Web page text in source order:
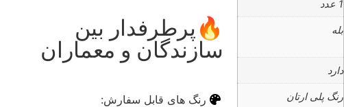
1 عدد
بله
دارد
رنگ پلی ارتان
🔥پرطرفدار بین
سازندگان و معماران
رنگ های قابل سفارش: